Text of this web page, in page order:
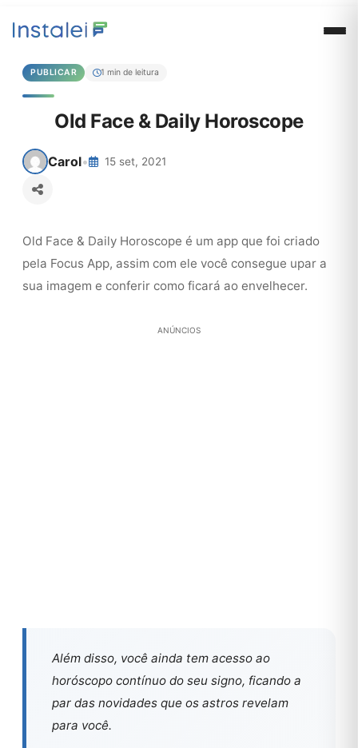
PUBLICAR 1 min de leitura
Old Face & Daily Horoscope
Carol• 15 set, 2021
Old Face & Daily Horoscope é um app que foi criado
pela Focus App, assim com ele você consegue upar a
sua imagem e conferir como ficará ao envelhecer.
ANÚNCIOS
Além disso, você ainda tem acesso ao
horóscopo contínuo do seu signo, ficando a
par das novidades que os astros revelam
para você.